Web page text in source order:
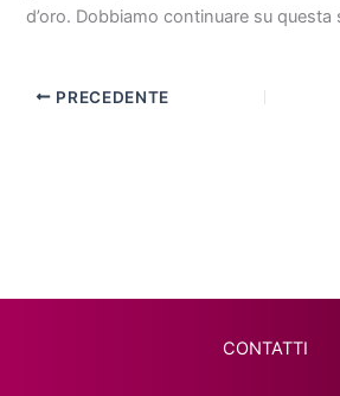
d’oro. Dobbiamo continuare su questa
PRECEDENTE
CONTATTI